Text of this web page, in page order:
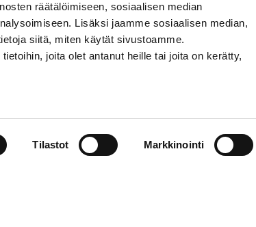
räätälöimiseen, sosiaalisen median
Lisäksi jaamme sosiaalisen median,
siitä, miten käytät sivustoamme.
joita olet antanut heille tai joita on kerätty,
Tilastot Markkinointi
SOSIAALINEN MEDIA
facebook